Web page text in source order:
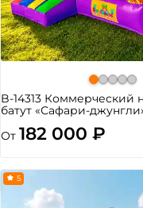
B-14313 Коммерческий
батут «Сафари-
От 182 000 ₽
5